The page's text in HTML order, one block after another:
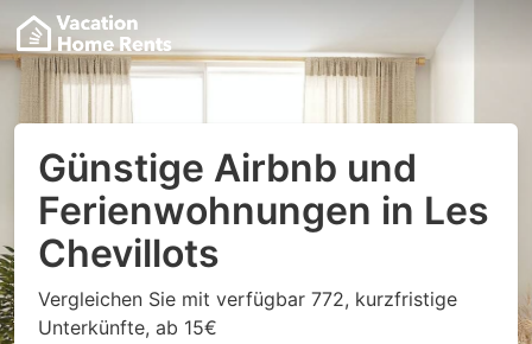
Günstige Airbnb und
Ferienwohnungen in Les
Chevillots
Vergleichen Sie mit verfügbar 772, kurzfristige
Unterkünfte, ab 15€